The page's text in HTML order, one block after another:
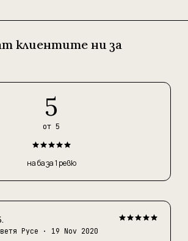
клиентите ни за
5
от 5
на база 1 ревю
Русе · 19 Nov 2020